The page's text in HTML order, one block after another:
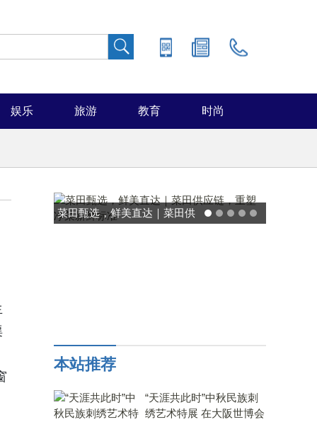
娱乐 旅游 教育 时尚
能率日式厨房美学：既要此刻
本站推荐
“天涯共此时”中秋民族刺
绣艺术特展 在大阪世博会